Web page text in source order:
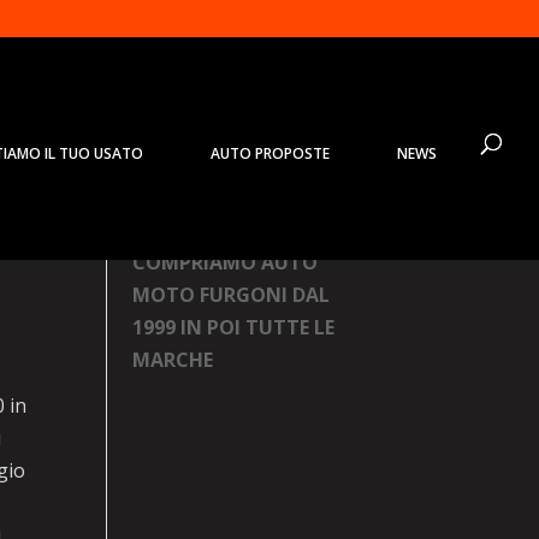
IL TUO USATO AUTO PROPOSTE NEWS
in
COMPRIAMO AUTO
MOTO FURGONI DAL
1999 IN POI TUTTE LE
MARCHE